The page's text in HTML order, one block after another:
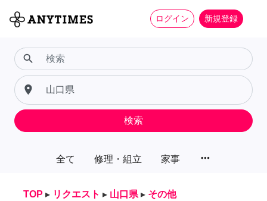
ログイン 新規登録
全て 修理・組立 家事 more_horiz
search
place
検索
TOP ▸ リクエスト ▸ 山口県 ▸ その他